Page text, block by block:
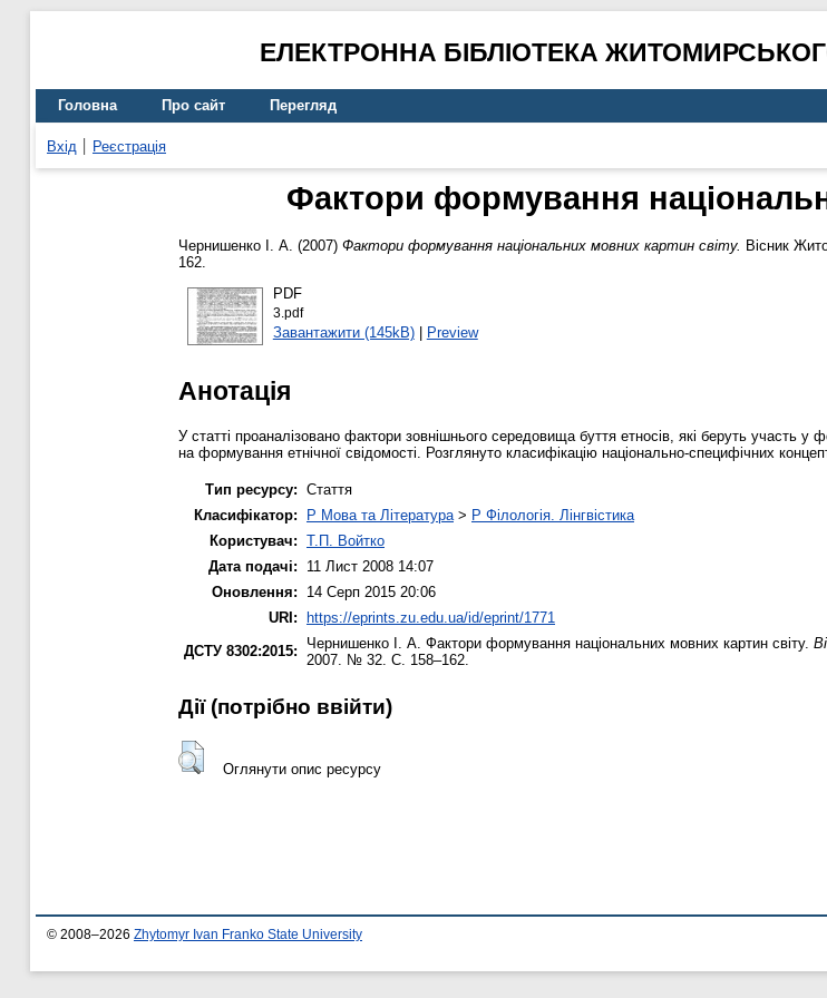
ЕЛЕКТРОННА БІБЛІОТЕКА
Головна Про сайт Перегляд
Вхід Реєстрація
Фактори формування
Чернишенко І. А. (2007) Фактори формування національних мовних картин світу. Вісник
162.
PDF
3.pdf
Завантажити (145kB)| Preview
Анотація
У статті проаналізовано фактори зовнішнього середовища буття етносів, які беруть участь
на формування етнічної свідомості. Розглянуто класифікацію національно-специфічних
Тип ресурсу: Стаття
Класифікатор:
P Мова та Література > P Філологія. Лінгвістика
Користувач: Т.П. Войтко
Дата подачі:
11 Лист 2008 14:07
Оновлення:
14 Серп 2015 20:06
URI: https://eprints.zu.edu.ua/id/eprint/1771
ДСТУ 8302:2015:
Чернишенко І. А. Фактори формування національних мовних картин світу.
2007. № 32. С. 158–162.
Дії ​​(потрібно ввійти)
Оглянути опис ресурсу
© 2008–2026 Zhytomyr Ivan Franko State University